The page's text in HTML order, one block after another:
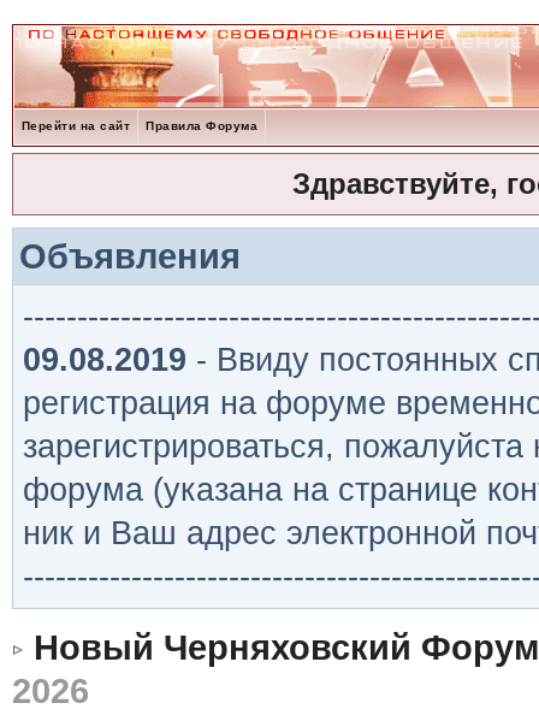
Перейти на сайт Правила Форума
Здравствуйте,
Объявления
09.08.2019 - Ввиду постоянных
регистрация на форуме
зарегистрироваться,
форума (указана на странице
ник и Ваш адрес электронной
Новый Черняховский Форум
2026